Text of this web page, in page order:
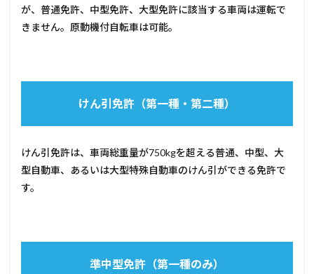
が、普通免許、中型免許、大型免許に該当する車両は運転で
きません。原動機付自転車は可能。
けん引免許（第一種・第二種）
けん引免許は、車両総重量が750kgを超える普通、中型、大
型自動車、あるいは大型特殊自動車のけん引ができる免許で
す。
準中型免許（第一種のみ）